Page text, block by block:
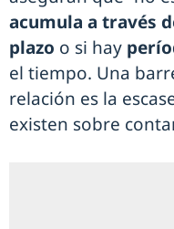
acumula a través
plazo o si hay
el tiempo. Una
relación es la
existen sobre